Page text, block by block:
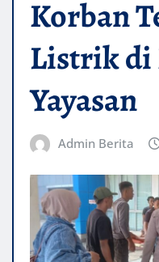
Korban
Listrik di
Yayasan
Admin Berita